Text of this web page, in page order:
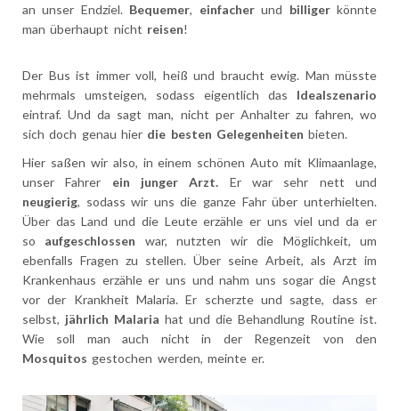
an unser Endziel. Bequemer, einfacherund billigerkönnte
man überhaupt nicht reisen!
Der Bus ist immer voll, heiß und braucht ewig. Man müsste
mehrmals umsteigen, sodass eigentlich das Idealszenario
eintraf. Und da sagt man, nicht per Anhalter zu fahren, wo
sich doch genau hier die besten Gelegenheiten bieten.
Hier saßen wir also, in einem schönen Auto mit Klimaanlage,
unser Fahrer ein junger Arzt. Er war sehr nett und
neugierig, sodass wir uns die ganze Fahr über unterhielten.
Über das Land und die Leute erzähle er uns viel und da er
so aufgeschlossen war, nutzten wir die Möglichkeit, um
ebenfalls Fragen zu stellen. Über seine Arbeit, als Arzt im
Krankenhaus erzähle er uns und nahm uns sogar die Angst
vor der Krankheit Malaria. Er scherzte und sagte, dass er
selbst, jährlich Malaria hat und die Behandlung Routine ist.
Wie soll man auch nicht in der Regenzeit von den
Mosquitos gestochen werden, meinte er.